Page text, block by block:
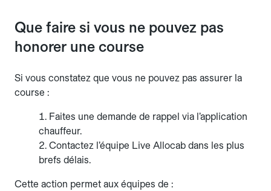
Que faire si vous ne pouvez pas
honorer une course
Si vous constatez que vous ne pouvez pas assurer la
course :
Faites une demande de rappel via l’application
chauffeur.
Contactez l’équipe Live Allocab dans les plus
brefs délais.
Cette action permet aux équipes de :